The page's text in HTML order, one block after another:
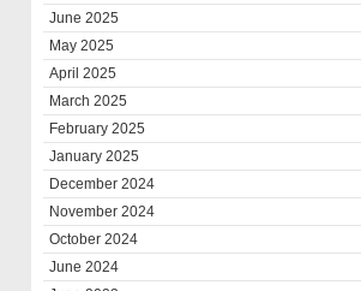
June 2025
May 2025
April 2025
March 2025
February 2025
January 2025
December 2024
November 2024
October 2024
June 2024